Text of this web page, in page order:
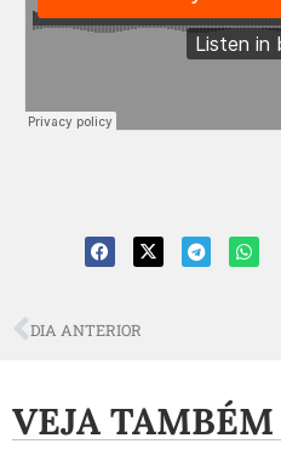
DIA ANTERIOR
VEJA TAMBÉM